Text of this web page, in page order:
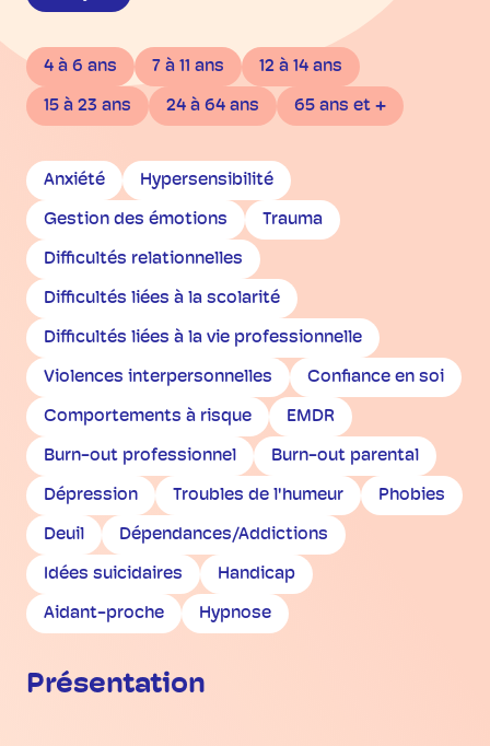
4 à 6 ans 7 à 11 ans 12 à 14 ans
15 à 23 ans 24 à 64 ans 65 ans et +
Anxiété Hypersensibilité
Gestion des émotions Trauma
Difficultés relationnelles
Difficultés liées à la scolarité
Difficultés liées à la vie professionnelle
Violences interpersonnelles Confiance en soi
Comportements à risque EMDR
Burn-out professionnel Burn-out parental
Dépression Troubles de l'humeur Phobies
Deuil Dépendances/Addictions
Idées suicidaires Handicap
Aidant-proche Hypnose
Présentation